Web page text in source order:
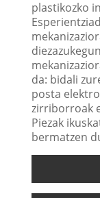
plastikozko
da: bidali
posta
zirriborroak
Piezak
bermatzen